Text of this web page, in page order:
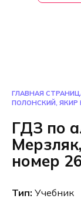
ГЛАВНАЯ
ПОЛОНСКИЙ, ЯКИР
ГДЗ по
номер
Тип: Учебник